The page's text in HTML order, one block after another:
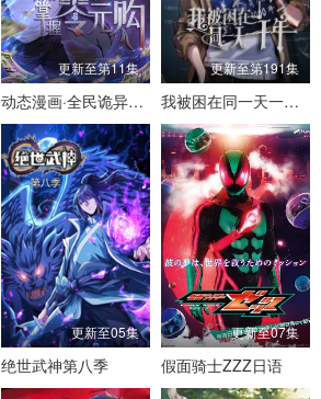
更新至第11集
动态漫画·全民诡异：开局掌握零元购
更新至第191集
我被困在同一天一千年动态漫
更新至05集
绝世武神第八季
更新至07集
假面骑士ZZZ日语